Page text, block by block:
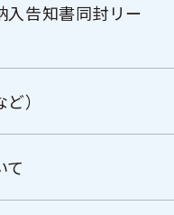
入告知書同封リー
）
て